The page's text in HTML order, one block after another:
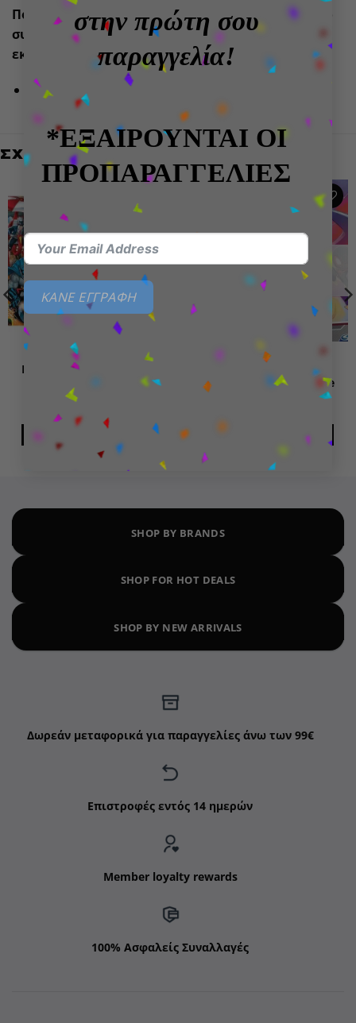
στην πρώτη σου
παραγγελία!
*ΕΞΑΙΡΟΥΝΤΑΙ ΟΙ
ΠΡΟΠΑΡΑΓΓΕΛΙΕΣ
ΚΑΝΕ ΕΓΓΡΑΦΗ
Πότερ για κορίτσια και αγόρια 8 ετών και άνω, το
συγκεκριμένο παιχνίδι αποτελεί μέρος μιας
εκτενούς συλλογής σετ LEGO Harry Potter.
Πλήθος κομματιών: 499
ΣΧΕΤΙΚΆ ΠΡΟΪΌΝΤΑ
wishlist
DC COMICS
DC Comics Batman παζλ
Add to
wishlist
ΕΞΑΝΤΛΗΜΈΝΟ
MARVEL
Επιτραπέζιο παιχνίδι
Marvel United: Enter the
ΔΙΑΒΆΣΤΕ ΠΕΡΙΣΣΌΤΕΡΑ
SHOP BY BRANDS
SHOP FOR HOT DEALS
SHOP BY NEW ARRIVALS
Δωρεάν μεταφορικά για παραγγελίες άνω των 99€
Επιστροφές εντός 14 ημερών
Member loyalty rewards
100% Ασφαλείς Συναλλαγές